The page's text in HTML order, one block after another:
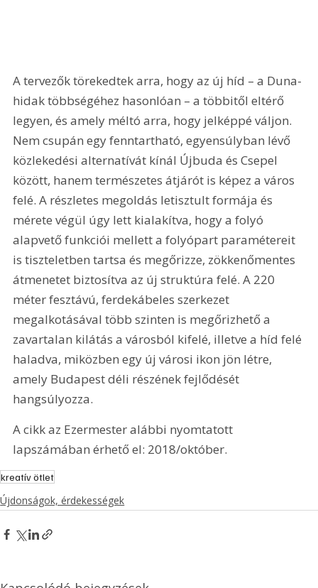
A tervezők törekedtek arra, hogy az új híd – a Duna-
hidak többségéhez hasonlóan – a többitől eltérő
legyen, és amely méltó arra, hogy jelképpé váljon.
Nem csupán egy fenntartható, egyensúlyban lévő
közlekedési alternatívát kínál Újbuda és Csepel
között, hanem természetes átjárót is képez a város
felé. A részletes megoldás letisztult formája és
mérete végül úgy lett kialakítva, hogy a folyó
alapvető funkciói mellett a folyópart paramétereit
is tiszteletben tartsa és megőrizze, zökkenőmentes
átmenetet biztosítva az új struktúra felé. A 220
méter fesztávú, ferdekábeles szerkezet
megalkotásával több szinten is megőrizhető a
zavartalan kilátás a városból kifelé, illetve a híd felé
haladva, miközben egy új városi ikon jön létre,
amely Budapest déli részének fejlődését
hangsúlyozza.
A cikk az Ezermester alábbi nyomtatott
lapszámában érhető el: 2018/október.
kreatív ötlet
Újdonságok, érdekességek